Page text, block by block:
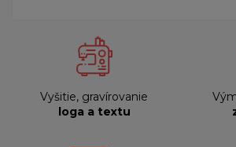
Vyšitie, gravírovanie
loga a textu